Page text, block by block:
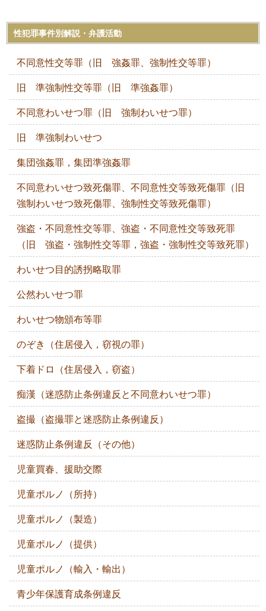
性犯罪事件別解説・弁護活動
不同意性交等罪（旧 強姦罪、強制性交等罪）
旧 準強制性交等罪（旧 準強姦罪）
不同意わいせつ罪（旧 強制わいせつ罪）
旧 準強制わいせつ
集団強姦罪，集団準強姦罪
不同意わいせつ致死傷罪、不同意性交等致死傷罪（旧
強制わいせつ致死傷罪、強制性交等致死傷罪）
強盗・不同意性交等罪、強盗・不同意性交等致死罪
（旧 強盗・強制性交等罪，強盗・強制性交等致死罪）
わいせつ目的誘拐略取罪
公然わいせつ罪
わいせつ物頒布等罪
のぞき（住居侵入，窃視の罪）
下着ドロ（住居侵入，窃盗）
痴漢（迷惑防止条例違反と不同意わいせつ罪）
盗撮（盗撮罪と迷惑防止条例違反）
迷惑防止条例違反（その他）
児童買春、援助交際
児童ポルノ（所持）
児童ポルノ（製造）
児童ポルノ（提供）
児童ポルノ（輸入・輸出）
青少年保護育成条例違反